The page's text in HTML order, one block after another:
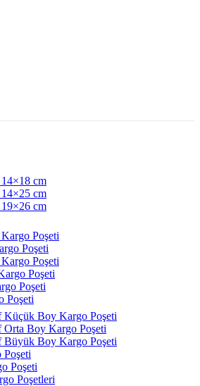
cm
cm
cm
Poşeti
Poşeti
Poşeti
Poşeti
Poşeti
Poşeti
Küçük Boy Kargo Poşeti
Orta Boy Kargo Poşeti
Büyük Boy Kargo Poşeti
Poşeti
Poşetleri